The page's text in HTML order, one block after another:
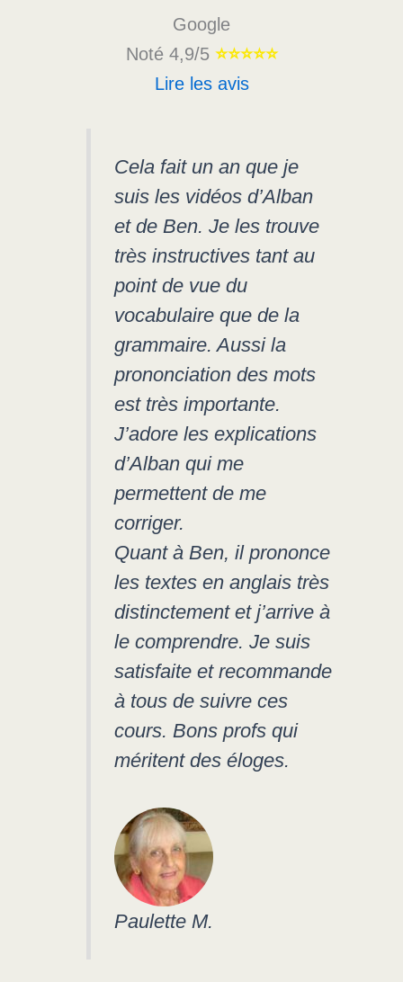
Google
Noté 4,9/5 ⭐️⭐️⭐️⭐️⭐️
Lire les avis
Cela fait un an que je
suis les vidéos d’Alban
et de Ben. Je les trouve
très instructives tant au
point de vue du
vocabulaire que de la
grammaire. Aussi la
prononciation des mots
est très importante.
J’adore les explications
d’Alban qui me
permettent de me
corriger.
Quant à Ben, il prononce
les textes en anglais très
distinctement et j’arrive à
le comprendre. Je suis
satisfaite et recommande
à tous de suivre ces
cours. Bons profs qui
méritent des éloges.
Paulette M.